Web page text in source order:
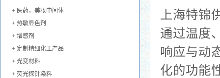
+ 医药，美妆中间体
+ 热敏显色剂
+ 增感剂
+ 定制精细化工产品
+ 光变材料
+ 荧光探针染料
上海特锦
通过温度
响应与动
化的功能